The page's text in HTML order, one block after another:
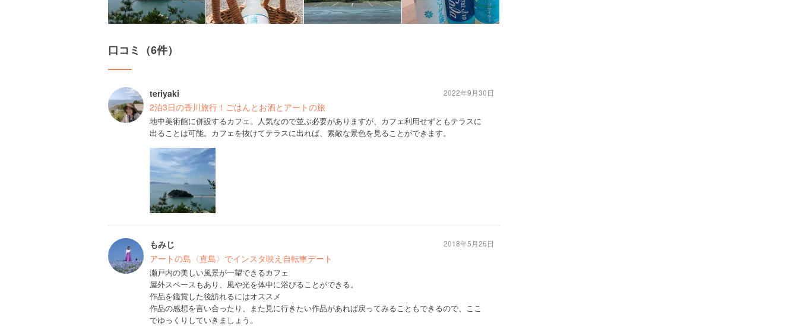
口コミ（6件）
teriyaki
2泊3日の香川旅行！ごはんとお酒とアートの旅
地中美術館に併設するカフェ。人気なので並ぶ必要がありますが、カフェ利用せずともテラスに
出ることは可能。カフェを抜けてテラスに出れば、素敵な景色を見ることができます。
2022年9月30日
もみじ
アートの島〈直島〉でインスタ映え自転車デート
瀬戸内の美しい風景が一望できるカフェ
屋外スペースもあり、風や光を体中に浴びることができる。
作品を鑑賞した後訪れるにはオススメ
作品の感想を言い合ったり、また見に行きたい作品があれば戻ってみることもできるので、ここ
でゆっくりしていきましょう。
2018年5月26日